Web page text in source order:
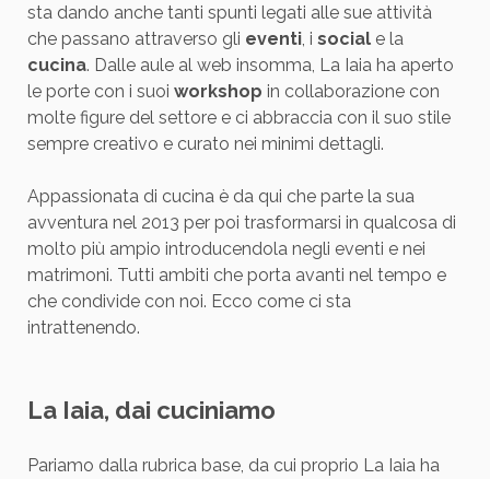
sta dando anche tanti spunti legati alle sue attività
che passano attraverso gli eventi, i sociale la
cucina. Dalle aule al web insomma, La Iaia ha aperto
le porte con i suoi workshop in collaborazione con
molte figure del settore e ci abbraccia con il suo stile
sempre creativo e curato nei minimi dettagli.
Appassionata di cucina è da qui che parte la sua
avventura nel 2013 per poi trasformarsi in qualcosa di
molto più ampio introducendola negli eventi e nei
matrimoni. Tutti ambiti che porta avanti nel tempo e
che condivide con noi. Ecco come ci sta
intrattenendo.
La Iaia, dai cuciniamo
Pariamo dalla rubrica base, da cui proprio La Iaia ha